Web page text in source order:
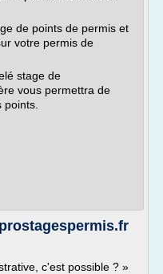
de points de permis et
votre permis de
stage de
vous permettra de
c'est possible ? »